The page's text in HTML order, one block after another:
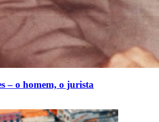
– o homem, o jurista